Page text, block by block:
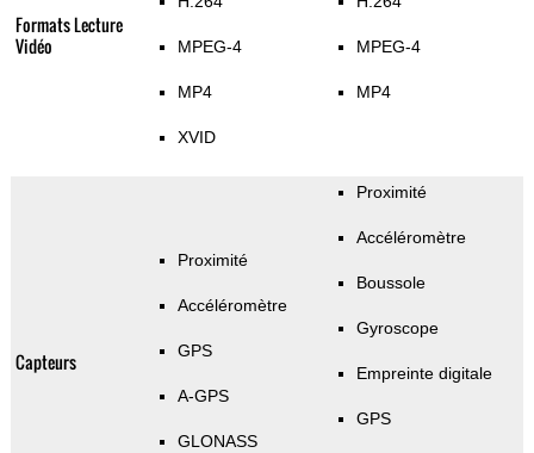
Formats Lecture
Vidéo
MPEG-4
MP4
XVID
MPEG-4
MP4
Capteurs
Proximité
Accéléromètre
GPS
A-GPS
GLONASS
Proximité
Accéléromètre
Boussole
Gyroscope
Empreinte digitale
GPS